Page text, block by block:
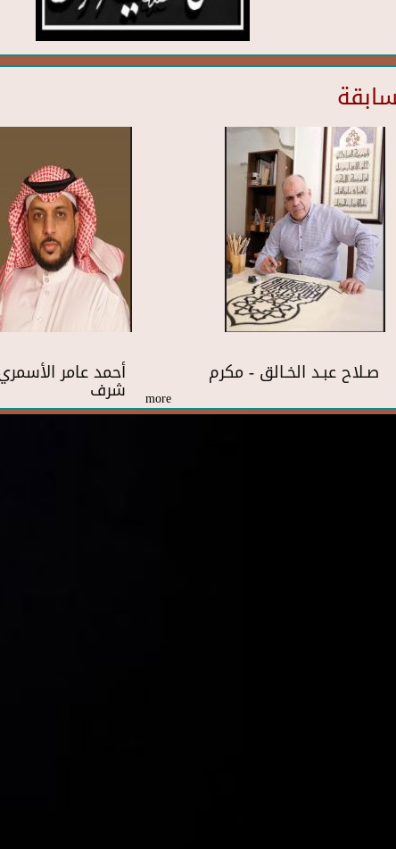
أحمد عامر
شرف
صـلاح عبـد الخـالق - مكرم
more